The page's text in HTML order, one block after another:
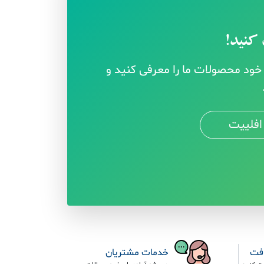
کنید!
محصولات ما را معرفی کنید و
خدمات مشتریان